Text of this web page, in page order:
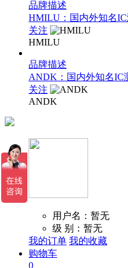
品牌描述
HMILU：国内外知名
关注
HMILU
品牌描述
ANDK：国内外知名IC
关注
ANDK
用户名：暂无
级 别：暂无
我的订单 我的收藏
购物车
0